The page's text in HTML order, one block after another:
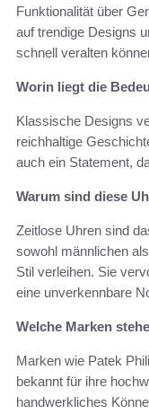
Funktionalität über
auf trendige Designs
schnell veralten
Worin liegt die
Klassische Designs
reichhaltige
auch ein Statement,
Warum sind diese
Zeitlose Uhren sind
sowohl männlichen
Stil verleihen. Sie
eine unverkennbare
Welche Marken
Marken wie Patek
bekannt für ihre
handwerkliches